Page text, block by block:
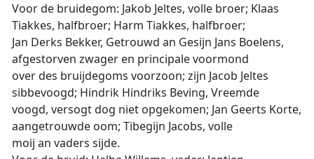
Voor de bruidegom: Jakob Jeltes, volle broer; Klaas
Tiakkes, halfbroer; Harm Tiakkes, halfbroer;
Jan Derks Bekker, Getrouwd an Gesijn Jans Boelens,
afgestorven zwager en principale voormond
over des bruijdegoms voorzoon; zijn Jacob Jeltes
sibbevoogd; Hindrik Hindriks Beving, Vreemde
voogd, versogt dog niet opgekomen; Jan Geerts Korte,
aangetrouwde oom; Tibegijn Jacobs, volle
moij an vaders sijde.